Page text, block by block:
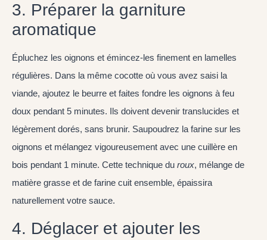
3. Préparer la garniture
aromatique
Épluchez les oignons et émincez-les finement en lamelles
régulières. Dans la même cocotte où vous avez saisi la
viande, ajoutez le beurre et faites fondre les oignons à feu
doux pendant 5 minutes. Ils doivent devenir translucides et
légèrement dorés, sans brunir. Saupoudrez la farine sur les
oignons et mélangez vigoureusement avec une cuillère en
bois pendant 1 minute. Cette technique du roux, mélange de
matière grasse et de farine cuit ensemble, épaissira
naturellement votre sauce.
4. Déglacer et ajouter les